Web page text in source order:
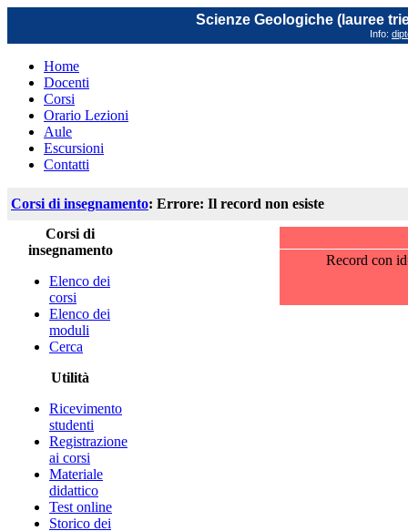
Scienze Geologiche (lauree
Info:
Home
Docenti
Corsi
Orario Lezioni
Aule
Escursioni
Contatti
Corsi di insegnamento: Errore: Il record non esiste
Corsi di
insegnamento
Elenco dei
corsi
Elenco dei
moduli
Cerca
Utilità
Ricevimento
studenti
Registrazione
ai corsi
Materiale
didattico
Test online
Storico dei
Record con